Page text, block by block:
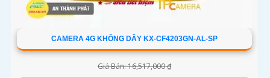
CAMERA 4G KHÔNG DÂY KX-CF4203GN-AL-SP
Giá Bán: 16,517,000 ₫